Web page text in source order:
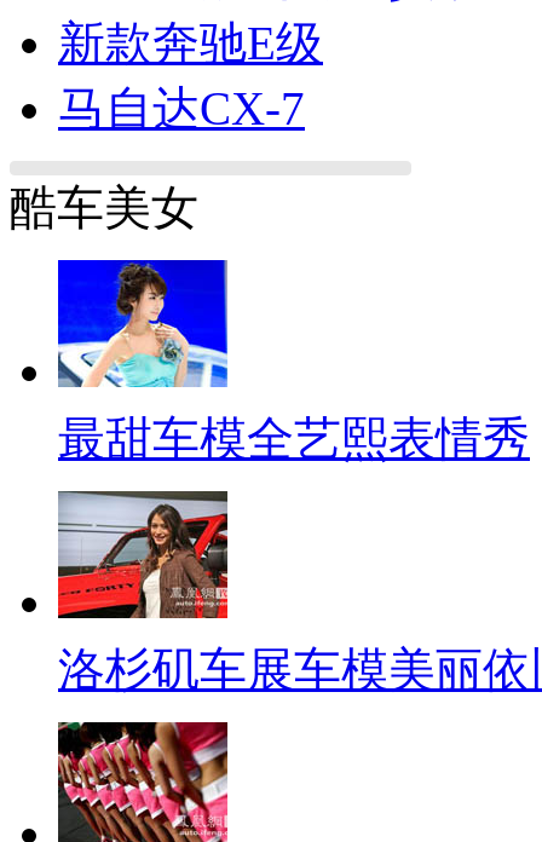
新款奔驰E级
马自达CX-7
酷车美女
最甜车模全艺熙表情秀
洛杉矶车展车模美丽依